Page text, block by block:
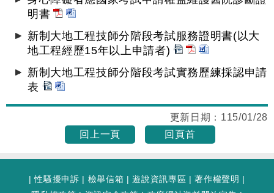
明書
新制大地工程技師分階段考試服務證明書(以大
地工程經歷15年以上申請者)
新制大地工程技師分階段考試實務歷練採認申請
表
更新日期： 115/01/28
回上一頁
回頁首
|性騷擾申訴 | 檢舉信箱 |遊說資訊專區 |著作權聲明 |